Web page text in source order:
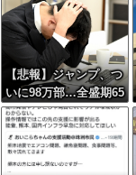
【悲報】ジャンプ、つ
いに98万部…全盛期65
3万部からここまで落
ちる